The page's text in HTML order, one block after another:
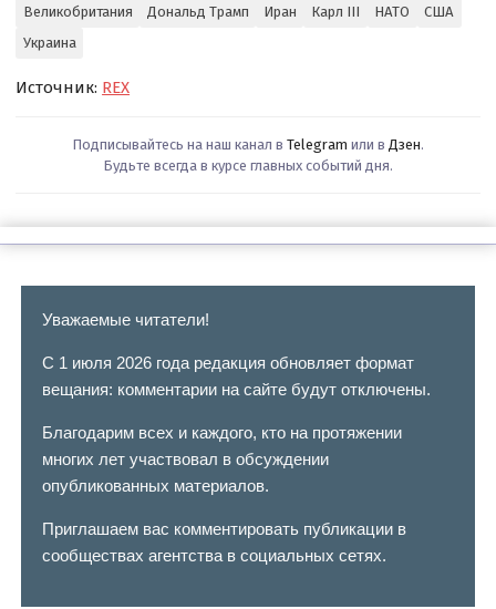
Великобритания Дональд Трамп Иран Карл III НАТО
США
Украина
Источник: REX
Подписывайтесь на наш канал в Telegram или в Дзен.
Будьте всегда в курсе главных событий дня.
Уважаемые читатели!
С 1 июля 2026 года редакция обновляет формат
вещания: комментарии на сайте будут отключены.
Благодарим всех и каждого, кто на протяжении
многих лет участвовал в обсуждении
опубликованных материалов.
Приглашаем вас комментировать публикации в
сообществах агентства в социальных сетях.